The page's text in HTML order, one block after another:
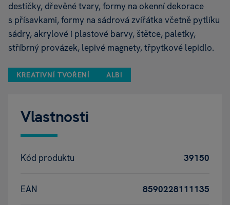
destičky, dřevěné tvary, formy na okenní dekorace
s přísavkami, formy na sádrová zvířátka včetně pytlíku
sádry, akrylové i plastové barvy, štětce, paletky,
stříbrný provázek, lepivé magnety, třpytkové lepidlo.
KREATIVNÍ TVOŘENÍ ALBI
Vlastnosti
Kód produktu 39150
EAN 8590228111135